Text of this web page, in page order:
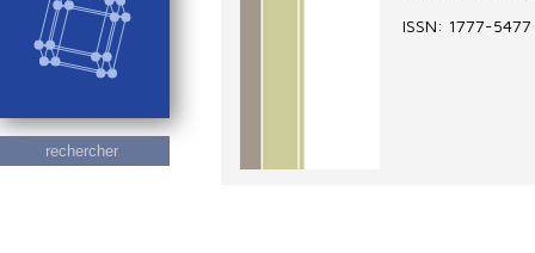
rechercher
ISSN: 1777-5477